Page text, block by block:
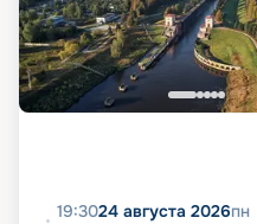
19:3024 августа 2026пн